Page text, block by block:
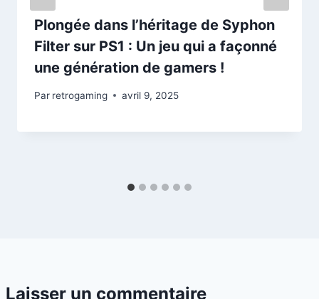
Plongée dans l’héritage de Syphon
Filter sur PS1 : Un jeu qui a façonné
une génération de gamers !
Par retrogaming avril 9, 2025
Laisser un commentaire